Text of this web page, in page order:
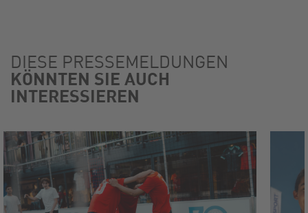
DIESE PRESSEMELDUNGEN
KÖNNTEN SIE AUCH
INTERESSIEREN